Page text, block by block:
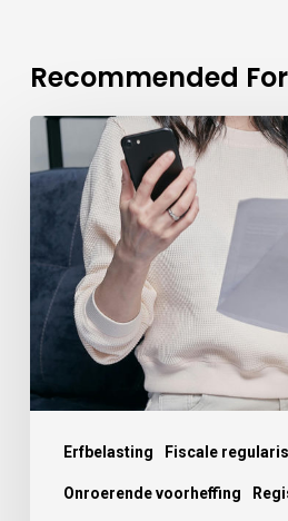
Recommended
Erfbelasting Fiscale
Onroerende voorheffing